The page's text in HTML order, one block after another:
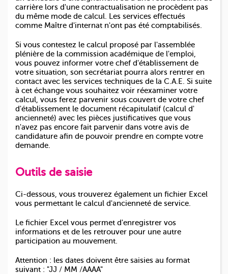
carrière lors d'une contractualisation ne procèdent pas
du même mode de calcul. Les services effectués
comme Maître d'internat n'ont pas été comptabilisés.
Si vous contestez le calcul proposé par l'assemblée
plénière de la commission académique de l'emploi,
vous pouvez informer votre chef d'établissement de
votre situation, son secrétariat pourra alors rentrer en
contact avec les services techniques de la C.A.E. Si suite
à cet échange vous souhaitez voir réexaminer votre
calcul, vous ferez parvenir sous couvert de votre chef
d'établissement le document récapitulatif (calcul d'
ancienneté) avec les pièces justificatives que vous
n'avez pas encore fait parvenir dans votre avis de
candidature afin de pouvoir prendre en compte votre
demande.
Outils de saisie
Ci-dessous, vous trouverez également un fichier Excel
vous permettant le calcul d'ancienneté de service.
Le fichier Excel vous permet d'enregistrer vos
informations et de les retrouver pour une autre
participation au mouvement.
Attention : les dates doivent être saisies au format
suivant : "JJ / MM /AAAA"